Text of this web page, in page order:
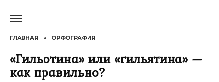
ГЛАВНАЯ » ОРФОГРАФИЯ
«Гильотина» или «гильятина» —
как правильно?